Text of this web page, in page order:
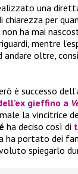
una
chiarezza per
non ha mai
mentre
oltre,
è successo
gieffino a
la vincitrice
ha deciso così di
ha portato dei
spiegarlo